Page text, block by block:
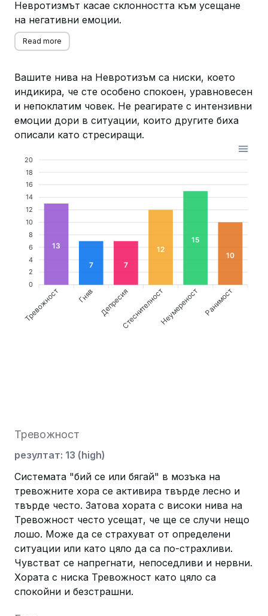
Невротизмът касае склонността към усещане
на негативни емоции.
Read more
Вашите нива на Невротизъм са ниски, което
индикира, че сте особено спокоен, уравновесен
и непоклатим човек. Не реагирате с интензивни
емоции дори в ситуации, които другите биха
описали като стресиращи.
20
18
16
14
12
10
8
6
4
2
0
13
7 7
12
15
10
Тревожност Гняв ДепресияСтеснителностНеумереност Ранимост
Тревожност
резултат: 13 (high)
Системата "бий се или бягай" в мозъка на
тревожните хора се активира твърде лесно и
твърде често. Затова хората с високи нива на
Тревожност често усещат, че ще се случи нещо
лошо. Може да се страхуват от определени
ситуации или като цяло да са по-страхливи.
Чувстват се напрегнати, непоседливи и нервни.
Хората с ниска Тревожност като цяло са
спокойни и безстрашни.